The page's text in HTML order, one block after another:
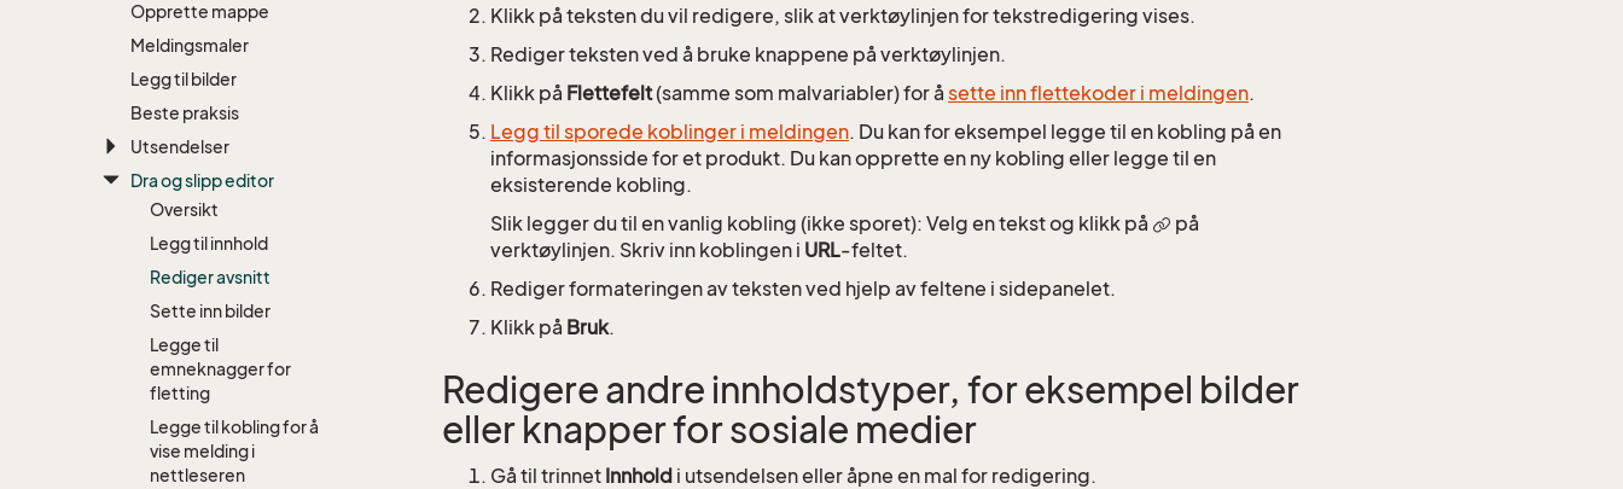
Opprette mappe
Meldingsmaler
Legg til bilder
Beste praksis
Utsendelser
Dra og slipp editor
Oversikt
Legg til innhold
Rediger avsnitt
Sette inn bilder
Legge til
emneknagger for
fletting
Legge til kobling for å
vise melding i
nettleseren
Klikk på teksten du vil redigere, slik at verktøylinjen for tekstredigering vises.
Rediger teksten ved å bruke knappene på verktøylinjen.
Klikk på Flettefelt(samme som malvariabler) for å sette inn flettekoder i meldingen.
Legg til sporede koblinger i meldingen. Du kan for eksempel legge til en kobling på en
informasjonsside for et produkt. Du kan opprette en ny kobling eller legge til en
eksisterende kobling.
Slik legger du til en vanlig kobling (ikke sporet): Velg en tekst og klikk på
på
verktøylinjen. Skriv inn koblingen i URL-feltet.
Rediger formateringen av teksten ved hjelp av feltene i sidepanelet.
Klikk på Bruk.
Redigere andre innholdstyper, for eksempel bilder
eller knapper for sosiale medier
Gå til trinnet Innhold i utsendelsen eller åpne en mal for redigering.